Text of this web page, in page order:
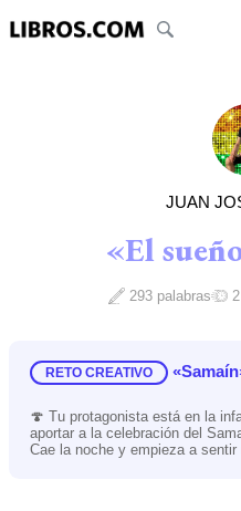
JUAN
«El
293 palabras
RETO CREATIVO
🍄 Tu protagonista está en la
aportar a la celebración del
Cae la noche y empieza a sentir